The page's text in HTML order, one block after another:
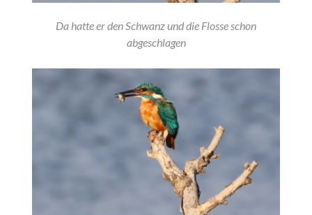
Da hatte er den Schwanz und die Flosse schon
abgeschlagen